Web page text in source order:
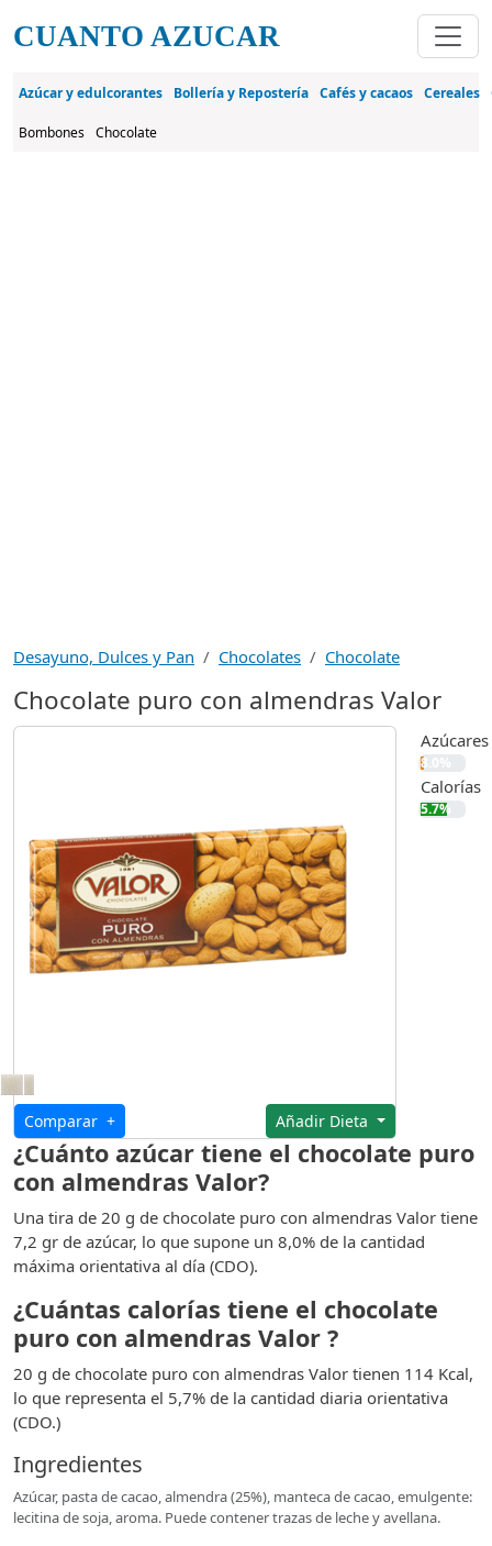
Pasar al contenido principal
CUANTO AZUCAR
Azúcar y edulcorantes Bollería y Repostería Cafés y cacaos Cereales
Bombones Chocolate
Desayuno, Dulces y Pan Chocolates Chocolate
Chocolate puro con almendras Valor
Comparar + Añadir Dieta
Azúcares
8.0%
Calorías
5.7%
¿Cuánto azúcar tiene el chocolate puro
con almendras Valor?
Una tira de 20 g de chocolate puro con almendras Valor tiene
7,2 gr de azúcar, lo que supone un 8,0% de la cantidad
máxima orientativa al día (CDO).
¿Cuántas calorías tiene el chocolate
puro con almendras Valor ?
20 g de chocolate puro con almendras Valor tienen 114 Kcal,
lo que representa el 5,7% de la cantidad diaria orientativa
(CDO.)
Ingredientes
Azúcar, pasta de cacao, almendra (25%), manteca de cacao, emulgente:
lecitina de soja, aroma. Puede contener trazas de leche y avellana.